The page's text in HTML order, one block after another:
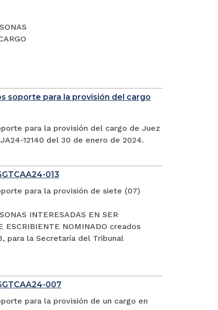
soporte para la provisión del cargo
para la provisión del cargo de Juez
12140 del 30 de enero de 2024.
013
para la provisión de siete (07)
INTERESADAS EN SER
ESCRIBIENTE NOMINADO creados
para la Secretaría del Tribunal
007
para la provisión de un cargo en